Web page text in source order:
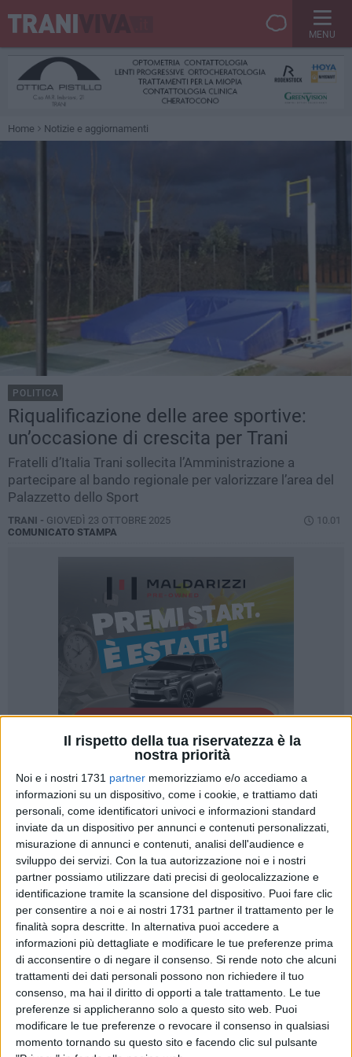
Il rispetto della tua riservatezza è la
nostra priorità
Noi e i nostri 1731 partner memorizziamo e/o accediamo a
informazioni su un dispositivo, come i cookie, e trattiamo dati
personali, come identificatori univoci e informazioni standard
inviate da un dispositivo per annunci e contenuti personalizzati,
misurazione di annunci e contenuti, analisi dell'audience e
sviluppo dei servizi. Con la tua autorizzazione noi e i nostri
partner possiamo utilizzare dati precisi di geolocalizzazione e
identificazione tramite la scansione del dispositivo. Puoi fare clic
per consentire a noi e ai nostri 1731 partner il trattamento per le
finalità sopra descritte. In alternativa puoi accedere a
informazioni più dettagliate e modificare le tue preferenze prima
di acconsentire o di negare il consenso. Si rende noto che alcuni
trattamenti dei dati personali possono non richiedere il tuo
consenso, ma hai il diritto di opporti a tale trattamento. Le tue
preferenze si applicheranno solo a questo sito web. Puoi
modificare le tue preferenze o revocare il consenso in qualsiasi
momento tornando su questo sito e facendo clic sul pulsante
MENU
Home Notizie e aggiornamenti
POLITICA
Riqualificazione delle aree sportive:
un’occasione di crescita per Trani
Fratelli d’Italia Trani sollecita l’Amministrazione a
partecipare al bando regionale per valorizzare l’area del
Palazzetto dello Sport
TRANI - GIOVEDÌ 23 OTTOBRE 2025
10.01
COMUNICATO STAMPA
22
Il giorno 01 dicembre 2025 scade il bando della regione
Puglia, destinato alle pubbliche amministrazioni comunali,
che prevede, fra l'altro, la possibilità di riqualificazione di un
impianto sportivo e/o un'area sportiva attrezzata esistente.
Si tratta di un'opportunità concreta che andrebbe colta per
migliorare uno spazio importante della nostra città quale, ad
esempio, l'area presso il Palazzetto dello Sport, dove oggi è
presente un pistino di atletica che merita di essere
completato e valorizzato.
Completare l'area in terra battuta del palazzetto dello sport,